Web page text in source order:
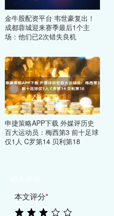
金牛股配资平台 韦世豪复出！
成都蓉城迎来赛季最后1个主
场：他们已2次错失良机
申捷策略APP下载 外媒评历史
百大运动员：梅西第3 前十足球
仅1人 C罗第14 贝利第18
本文评分*